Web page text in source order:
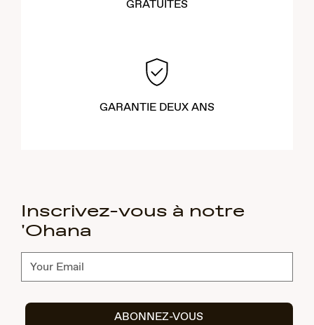
GRATUITES
GARANTIE DEUX ANS
Inscrivez-vous à notre
'Ohana
Abonnez-
vous
ABONNEZ-VOUS